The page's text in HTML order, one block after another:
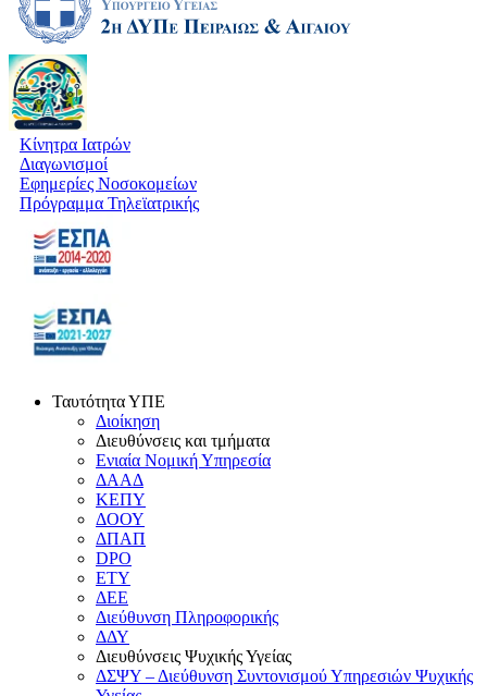
Κίνητρα Ιατρών
Διαγωνισμοί
Εφημερίες Νοσοκομείων
Πρόγραμμα Τηλεϊατρικής
Ταυτότητα ΥΠΕ
Διοίκηση
Διευθύνσεις και τμήματα
Ενιαία Νομική Υπηρεσία
ΔΑΑΔ
ΚΕΠΥ
ΔΟΟΥ
ΔΠΑΠ
DPO
ΕΤΥ
ΔΕΕ
Διεύθυνση Πληροφορικής
ΔΔΥ
Διευθύνσεις Ψυχικής Υγείας
ΔΣΨΥ – Διεύθυνση Συντονισμού Υπηρεσιών Ψυχικής